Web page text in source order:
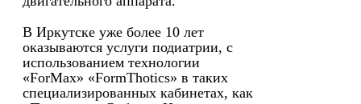
В Иркутске уже более 10 лет
оказываются услуги подиатрии, с
использованием технологии
«ForMax» «FormThotics» в таких
специализированных кабинетах, как